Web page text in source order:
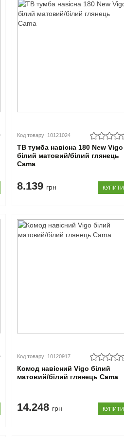
Код товару: 10121024
ТВ тумба навісна 180 New Vigo
білий матовий/білий глянець
Cama
8.139 грн КУПИТИ
Код товару: 10120917
Комод навісний Vigo білий
матовий/білий глянець Cama
14.248 грн КУПИТИ